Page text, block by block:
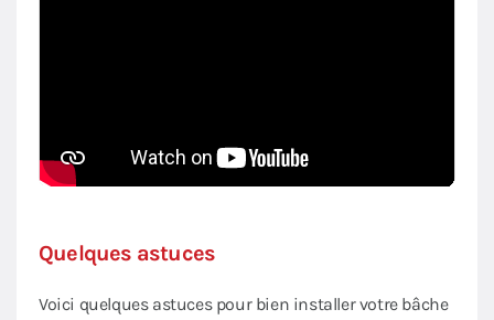
Quelques astuces
Voici quelques astuces pour bien installer votre bâche